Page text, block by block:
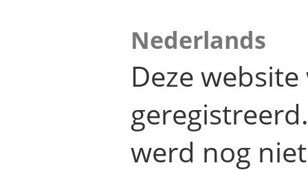
Nederlands
Deze
werd nog